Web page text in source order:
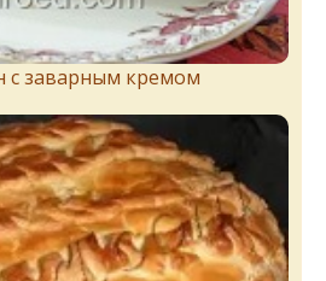
с заварным кремом